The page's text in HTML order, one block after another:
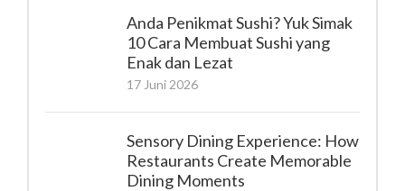
Anda Penikmat Sushi? Yuk Simak
10 Cara Membuat Sushi yang
Enak dan Lezat
17 Juni 2026
Sensory Dining Experience: How
Restaurants Create Memorable
Dining Moments